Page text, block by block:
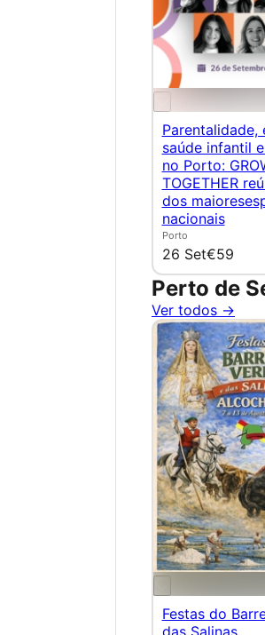
Parentalidade,
saúde infantil
no Porto:
TOGETHER
dos
nacionais
Porto
26 Set€59
Perto de
Ver todos →
Festas do